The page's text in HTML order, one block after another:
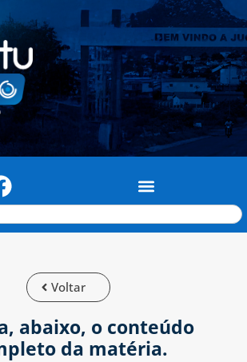
Voltar
abaixo, o conteúdo
da matéria.